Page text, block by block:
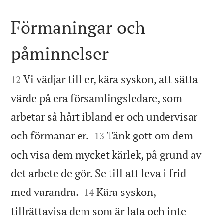

Förmaningar och
påminnelser

12 Vi vädjar till er, kära syskon, att sätta
värde på era församlingsledare, som
arbetar så hårt ibland er och undervisar
och förmanar er. 

13 Tänk gott om dem
och visa dem mycket kärlek, på grund av
det arbete de gör. Se till att leva i frid
med varandra. 

14 Kära syskon,
tillrättavisa dem som är lata och inte